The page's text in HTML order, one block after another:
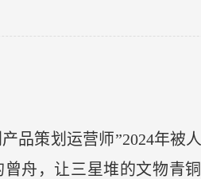
品策划运营师”2024年
曾舟，让三星堆的文物青